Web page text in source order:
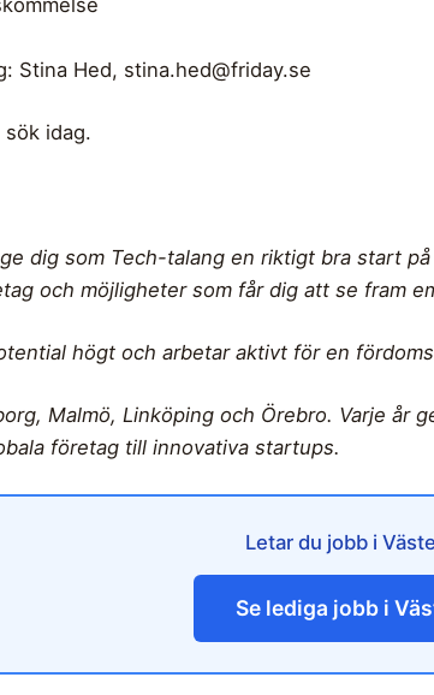
Stina Hed, stina.hed@friday.se
idag.
dig som Tech-talang en riktigt bra start
och möjligheter som får dig att se fram
högt och arbetar aktivt för en
Malmö, Linköping och Örebro. Varje år
företag till innovativa startups.
Letar du jobb i
Se lediga jobb i